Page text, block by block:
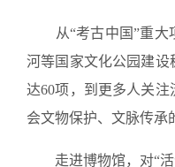
从“考古中国”重大
河等国家文化公园建
达60项，到更多人关
会文物保护、文脉传承
走进博物馆，对“活